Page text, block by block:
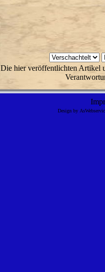
Die hier veröffentlichten Artikel
Design by